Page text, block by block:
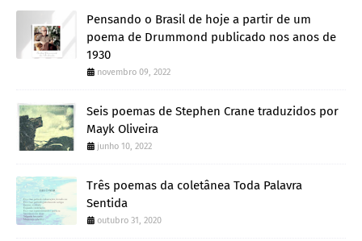
Pensando o Brasil de hoje a partir de um
poema de Drummond publicado nos anos de
1930
novembro 09, 2022
Seis poemas de Stephen Crane traduzidos por
Mayk Oliveira
junho 10, 2022
Três poemas da coletânea Toda Palavra
Sentida
outubro 31, 2020